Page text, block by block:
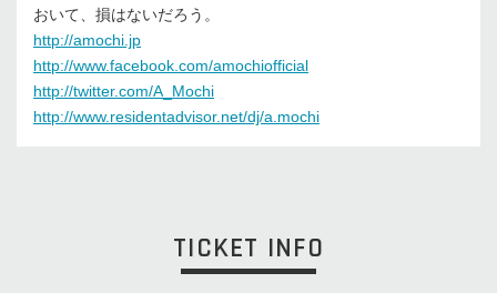
おいて、損はないだろう。
http://amochi.jp
http://www.facebook.com/amochiofficial
http://twitter.com/A_Mochi
http://www.residentadvisor.net/dj/a.mochi
TICKET INFO